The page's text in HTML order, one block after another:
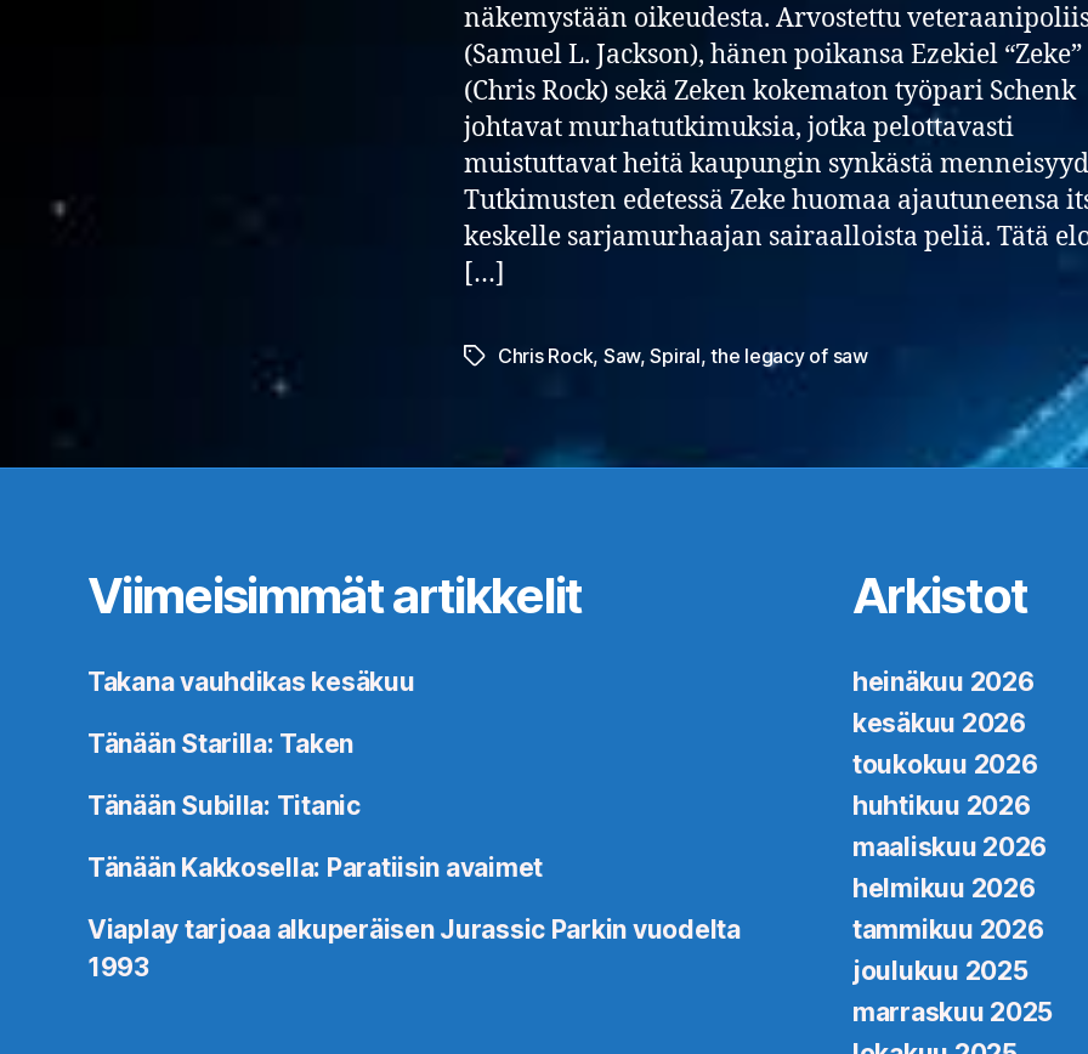
näkemystään oikeudesta. Arvostettu
(Samuel L. Jackson), hänen poikansa Ezekiel
(Chris Rock) sekä Zeken kokematon työpari Schenk
johtavat murhatutkimuksia, jotka pelottavasti
muistuttavat heitä kaupungin synkästä
Tutkimusten edetessä Zeke huomaa ajautuneensa
keskelle sarjamurhaajan sairaalloista peliä. Tätä
[…]
Avainsanat
Chris Rock, Saw,Spiral,the legacy of saw
Viimeisimmät artikkelit
Takana vauhdikas kesäkuu
Tänään Starilla: Taken
Tänään Subilla: Titanic
Tänään Kakkosella: Paratiisin avaimet
Viaplay tarjoaa alkuperäisen Jurassic Parkin vuodelta
1993
Arkistot
heinäkuu 2026
kesäkuu 2026
toukokuu 2026
huhtikuu 2026
maaliskuu 2026
helmikuu 2026
tammikuu 2026
joulukuu 2025
marraskuu 2025